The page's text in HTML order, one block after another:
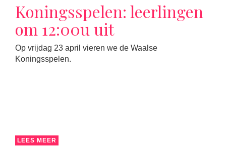
Koningsspelen: leerlingen
om 12:00u uit
Op vrijdag 23 april vieren we de Waalse
Koningsspelen.
LEES MEER